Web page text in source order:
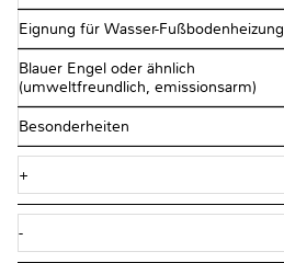
Eignung für Wasser-Fußbodenheizung
Blauer Engel oder ähnlich
(umweltfreundlich, emissionsarm)
Besonderheiten
+
-